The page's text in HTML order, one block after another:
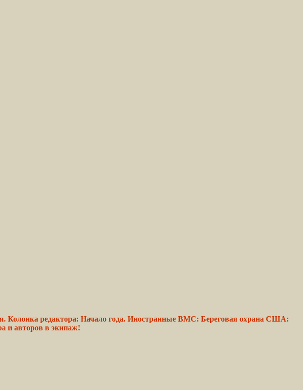
Колонка редактора: Начало года. Иностранные ВМС: Береговая охрана США:
и авторов в экипаж!